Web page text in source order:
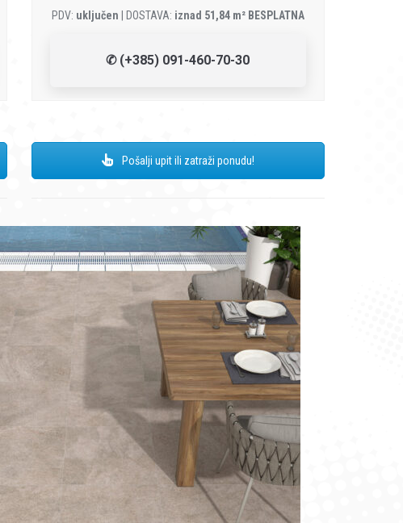
PDV: uključen | DOSTAVA: iznad 51,84 m² BESPLATNA
✆ (+385) 091-460-70-30
Pošalji upit ili zatraži ponudu!